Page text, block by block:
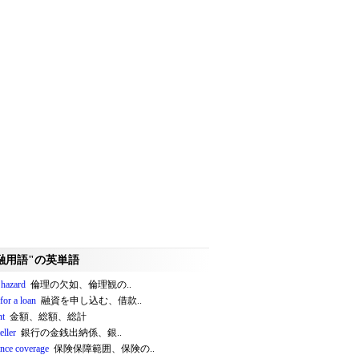
用語"の英単語
倫理の欠如、倫理観の..
a loan 融資を申し込む、借款..
金額、総額、総計
銀行の金銭出納係、銀..
coverage 保険保障範囲、保険の..